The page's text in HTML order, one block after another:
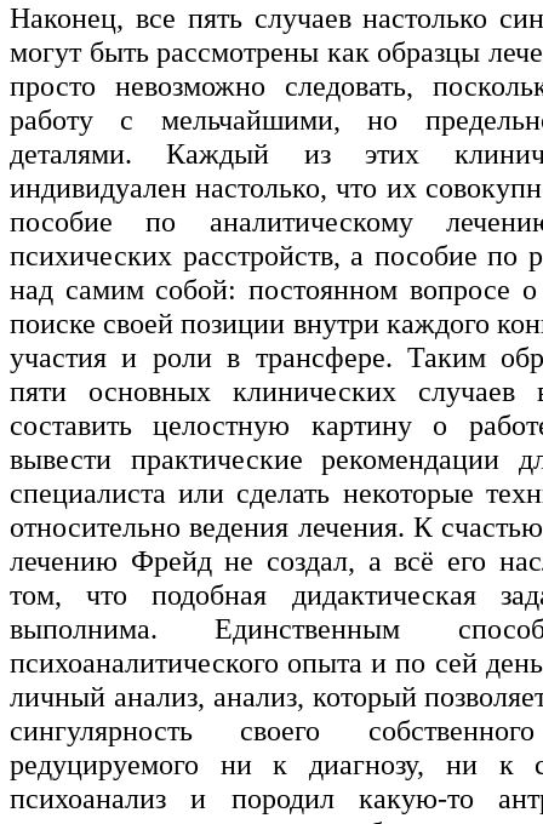
Наконец, все пять случаев настолько
могут быть рассмотрены как образцы
просто невозможно следовать,
работу с мельчайшими, но
деталями. Каждый из этих
индивидуален настолько, что их
пособие по аналитическому
психических расстройств, а пособие по
над самим собой: постоянном вопросе
поиске своей позиции внутри каждого
участия и роли в трансфере. Таким
пяти основных клинических
составить целостную картину о
вывести практические рекомендации
специалиста или сделать некоторые
относительно ведения лечения. К
лечению Фрейд не создал, а всё его
том, что подобная дидактическая
выполнима. Единственным
психоаналитического опыта и по сей
личный анализ, анализ, который
сингулярность своего
редуцируемого ни к диагнозу, ни к
психоанализ и породил какую-то